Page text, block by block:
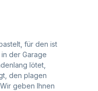
für den ist
der Garage
lötet,
den plagen
geben Ihnen